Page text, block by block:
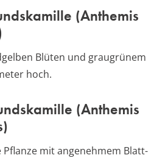
(Anthemis
Blüten und graugrünem
hoch.
(Anthemis
mit angenehmem Blatt-